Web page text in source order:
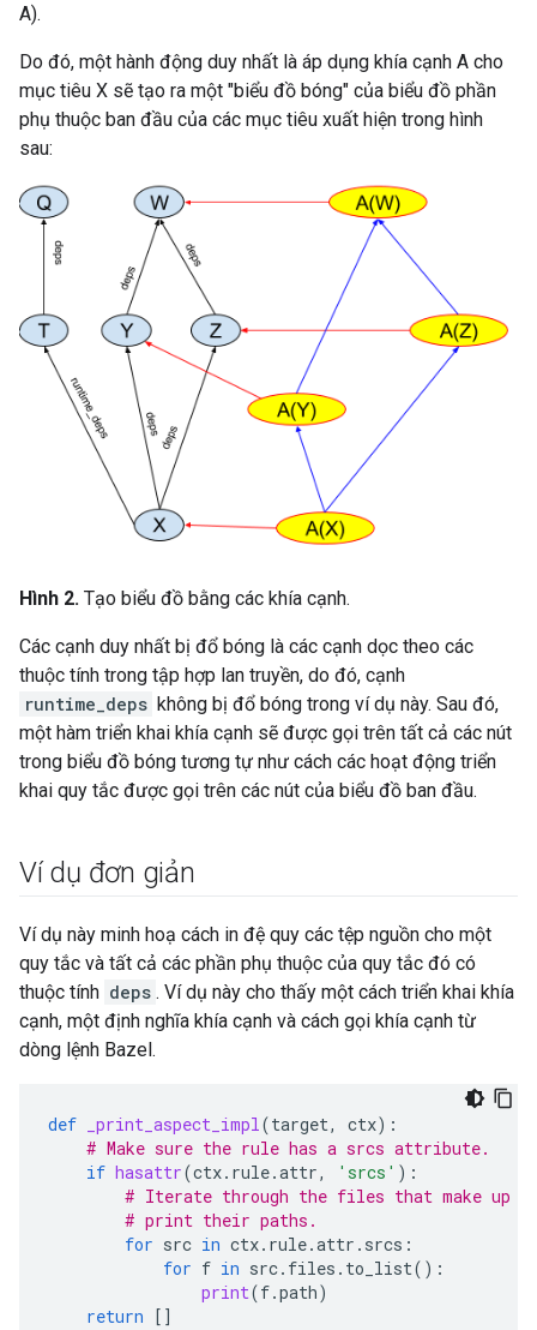
A).
Do đó, một hành động duy nhất là áp dụng khía cạnh A cho
mục tiêu X sẽ tạo ra một "biểu đồ bóng" của biểu đồ phần
phụ thuộc ban đầu của các mục tiêu xuất hiện trong hình
sau:
Hình 2. Tạo biểu đồ bằng các khía cạnh.
Các cạnh duy nhất bị đổ bóng là các cạnh dọc theo các
thuộc tính trong tập hợp lan truyền, do đó, cạnh
runtime_deps không bị đổ bóng trong ví dụ này. Sau đó,
một hàm triển khai khía cạnh sẽ được gọi trên tất cả các nút
trong biểu đồ bóng tương tự như cách các hoạt động triển
khai quy tắc được gọi trên các nút của biểu đồ ban đầu.
Ví dụ đơn giản
Ví dụ này minh hoạ cách in đệ quy các tệp nguồn cho một
quy tắc và tất cả các phần phụ thuộc của quy tắc đó có
thuộc tính deps . Ví dụ này cho thấy một cách triển khai khía
cạnh, một định nghĩa khía cạnh và cách gọi khía cạnh từ
dòng lệnh Bazel.
def _print_aspect_impl(target, ctx):
# Make sure the rule has a srcs attribute.
if hasattr(ctx. rule.attr, 'srcs' ):
# Iterate through the files that make up
# print their paths.
for src in ctx. rule.attr . srcs :
for f in src. files . to_list():
print(f.path)
return
[]